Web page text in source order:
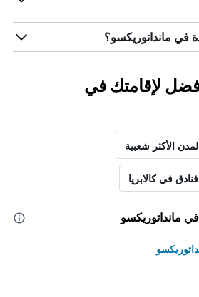
في مانداتوريكسو؟
لإقامتك في
الأكثر شعبية
فنادق في كالابريا
مانداتوريكسو